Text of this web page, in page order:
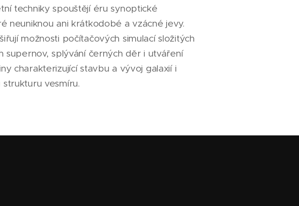
techniky spouštějí éru synoptické
neuniknou ani krátkodobé a vzácné jevy.
možnosti počítačových simulací složitých
supernov, splývání černých děr i utváření
charakterizující stavbu a vývoj galaxií i
vesmíru.